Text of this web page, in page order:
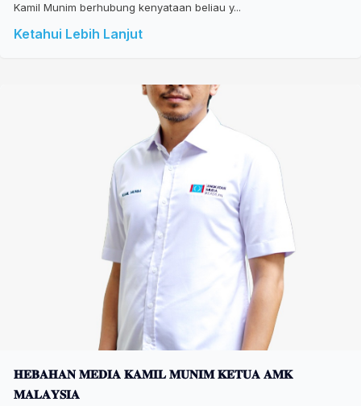
Kamil Munim berhubung kenyataan beliau y...
Ketahui Lebih Lanjut
𝐇𝐄𝐁𝐀𝐇𝐀𝐍 𝐌𝐄𝐃𝐈𝐀 𝐊𝐀𝐌𝐈𝐋 𝐌𝐔𝐍𝐈𝐌 𝐊𝐄𝐓𝐔𝐀 𝐀𝐌𝐊
𝐌𝐀𝐋𝐀𝐘𝐒𝐈𝐀